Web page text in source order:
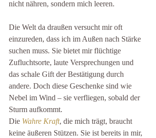
nicht nähren, sondern mich leeren.
Die Welt da draußen versucht mir oft
einzureden, dass ich im Außen nach Stärke
suchen muss. Sie bietet mir flüchtige
Zufluchtsorte, laute Versprechungen und
das schale Gift der Bestätigung durch
andere. Doch diese Geschenke sind wie
Nebel im Wind – sie verfliegen, sobald der
Sturm aufkommt.
Die Wahre Kraft, die mich trägt, braucht
keine äußeren Stützen. Sie ist bereits in mir,